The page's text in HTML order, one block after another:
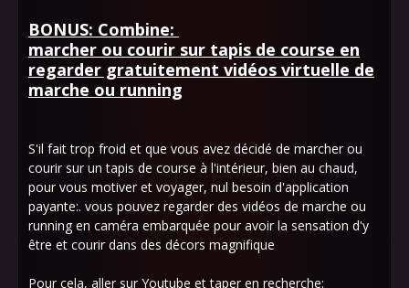
BONUS: Combine:
marcher ou courir sur tapis de course en
regarder gratuitement vidéos virtuelle de
marche ou running
S'il fait trop froid et que vous avez décidé de marcher ou
courir sur un tapis de course à l'intérieur, bien au chaud,
pour vous motiver et voyager, nul besoin d'application
payante:. vous pouvez regarder des vidéos de marche ou
running en caméra embarquée pour avoir la sensation d'y
être et courir dans des décors magnifique
Pour cela, aller sur Youtube et taper en recherche: